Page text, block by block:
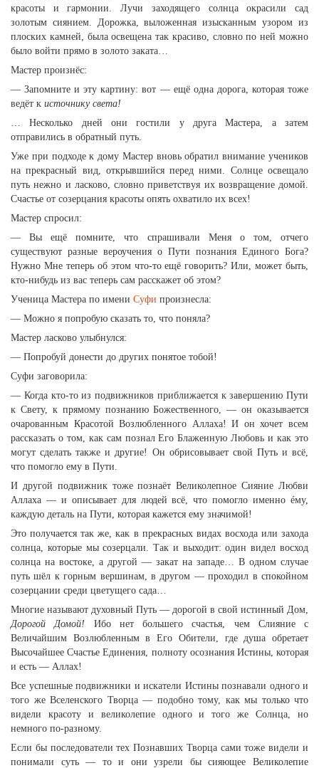
красоты и гармонии. Лучи заходящего солнца окрасили сад
золотым сиянием. Дорожка, выложенная изысканным узором из
плоских камней, была освещена так красиво, словно по ней можно
было войти прямо в золото заката…
Мастер произнёс:
— Запомните и эту картину: вот — ещё одна дорога, которая тоже
ведёт к источнику света!
… Несколько дней они гостили у друга Мастера, а затем
отправились в обратный путь.
Уже при подходе к дому Мастер вновь обратил внимание учеников
на прекрасный вид, открывшийся перед ними. Солнце освещало
путь нежно и ласково, словно приветствуя их возвращение домой.
Счастье от созерцания красоты опять охватило их всех!
Мастер спросил:
— Вы ещё помните, что спрашивали Меня о том, отчего
существуют разные вероучения о Пути познания Единого Бога?
Нужно Мне теперь об этом что-то ещё говорить? Или, может быть,
кто-нибудь из вас теперь сам расскажет об этом?
Ученица Мастера по имени Суфи произнесла:
— Можно я попробую сказать то, что поняла?
Мастер ласково улыбнулся:
— Попробуй донести до других понятое тобой!
Суфи заговорила:
— Когда кто-то из подвижников приближается к завершению Пути
к Свету, к прямому познанию Божественного, — он оказывается
очарованным Красотой Возлюбленного Аллаха! И он хочет всем
рассказать о том, как сам познал Его Блаженную Любовь и как это
могут сделать также и другие! Он обрисовывает свой Путь и всё,
что помогло ему в Пути.
И другой подвижник тоже познаёт Великолепное Сияние Любви
Аллаха — и описывает для людей всё, что помогло именно éму,
каждую деталь на Пути, которая кажется ему значимой!
Это получается так же, как в прекрасных видах восхода или захода
солнца, которые мы созерцали. Так и выходит: один видел восход
солнца на востоке, а другой — закат на западе… В одном случае
путь шёл к горным вершинам, в другом — проходил в спокойном
созерцании среди цветущего сада…
Многие называют духовный Путь — дорогой в свой истинный Дом,
Дорогой Домой! Ибо нет большего счастья, чем Слияние с
Величайшим Возлюбленным в Его Обители, где душа обретает
Высочайшее Счастье Единения, полноту осознания Истины, которая
и есть — Аллах!
Все успешные подвижники и искатели Истины познавали одного и
того же Вселенского Творца — подобно тому, как мы только что
видели красоту и великолепие одного и того же Солнца, но
немного по-разному.
Если бы последователи тех Познавших Творца сами тоже видели и
понимали суть — то и они узрели бы сияющее Великолепие